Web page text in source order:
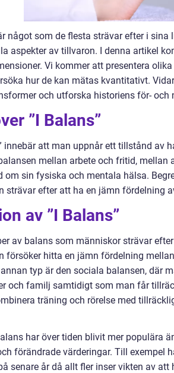
något som de flesta strävar efter i
aspekter av tillvaron. I denna artikel
Vi kommer att presentera
hur de kan mätas kvantitativt.
och utforska historiens för- och
”I Balans”
innebär att man uppnår ett tillstånd av
mellan arbete och fritid,
om sin fysiska och mentala hälsa.
strävar efter att ha en jämn fördelning
av ”I Balans”
av balans som människor strävar
försöker hitta en jämn fördelning
typ är den sociala balansen, där
och familj samtidigt som man får
träning och rörelse med
har över tiden blivit mer populära
förändrade värderingar. Till exempel
senare år då allt fler inser vikten av